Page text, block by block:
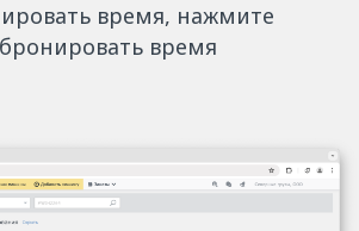
время, нажмите
время